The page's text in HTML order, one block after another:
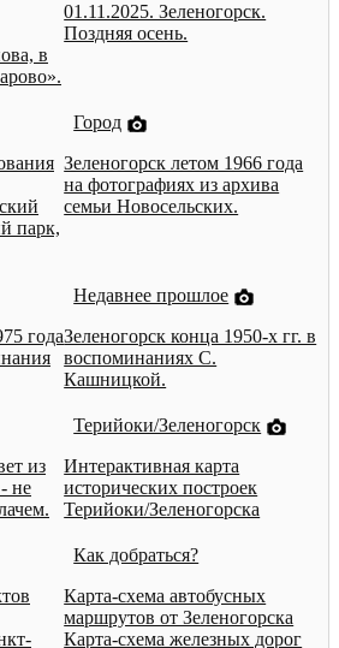
в
01.11.2025. Зеленогорск.
Поздняя осень.
парк,
Город
Зеленогорск летом 1966 года
на фотографиях из архива
семьи Новосельских.
года
Недавнее прошлое
Зеленогорск конца 1950-х гг. в
воспоминаниях С.
Кашницкой.
из
не
Терийоки/Зеленогорск
Интерактивная карта
исторических построек
Терийоки/Зеленогорска
Как добраться?
Карта-схема автобусных
маршрутов от Зеленогорска
Карта-схема железных дорог